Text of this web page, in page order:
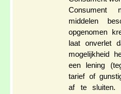
Consument
middelen
opgenomen
laat onverlet
mogelijkheid
een lening
tarief of
af te sluiten.